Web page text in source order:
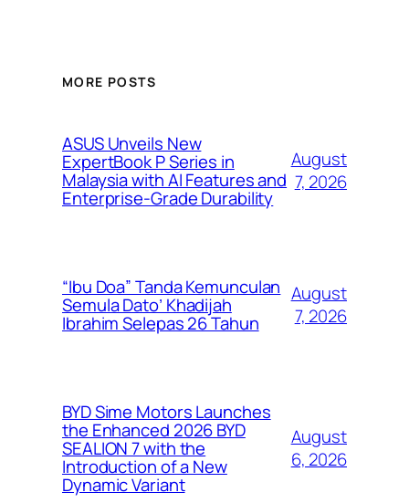
MORE POSTS
ASUS Unveils New
ExpertBook P Series in
Malaysia with AI Features and
Enterprise-Grade Durability
August
7, 2026
“Ibu Doa” Tanda Kemunculan
Semula Dato’ Khadijah
Ibrahim Selepas 26 Tahun
August
7, 2026
BYD Sime Motors Launches
the Enhanced 2026 BYD
SEALION 7 with the
Introduction of a New
Dynamic Variant
August
6, 2026